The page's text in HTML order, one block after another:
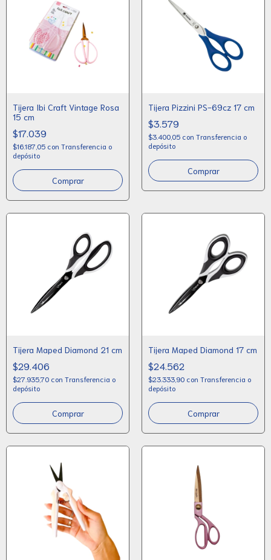
Tijera Ibi Craft Vintage Rosa
15 cm
$17.039
$16.187,05 con Transferencia o
depósito
Tijera Pizzini PS-69cz 17 cm
$3.579
$3.400,05 con Transferencia o
depósito
Tijera Maped Diamond 21 cm
$29.406
$27.935,70 con Transferencia o
depósito
Tijera Maped Diamond 17 cm
$24.562
$23.333,90 con Transferencia o
depósito